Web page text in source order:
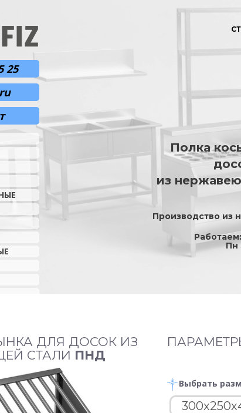
25
Полка
из
Производство из
Пн
ДЛЯ ДОСОК ИЗ
СТАЛИ ПНД
Выбрать